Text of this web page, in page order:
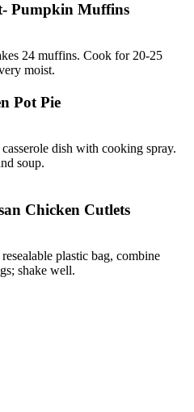
Pumpkin Muffins
24 muffins. Cook for 20-25
moist.
Pot Pie
dish with cooking spray.
soup.
Chicken Cutlets
plastic bag, combine
shake well.